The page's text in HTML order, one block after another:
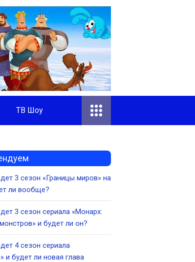
ТВ Шоу
3 сезон «Границы миров» на
ли вообще?
3 сезон сериала «Монарх:
и будет ли он?
4 сезон сериала
и будет ли новая глава